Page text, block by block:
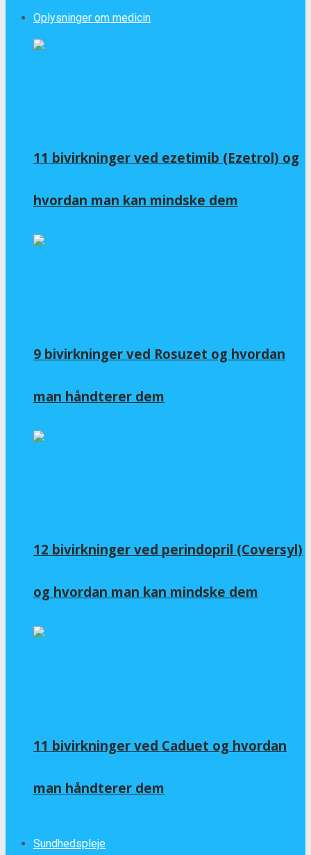
Oplysninger om medicin
11 bivirkninger ved ezetimib (Ezetrol) og
hvordan man kan mindske dem
9 bivirkninger ved Rosuzet og hvordan
man håndterer dem
12 bivirkninger ved perindopril (Coversyl)
og hvordan man kan mindske dem
11 bivirkninger ved Caduet og hvordan
man håndterer dem
Sundhedspleje